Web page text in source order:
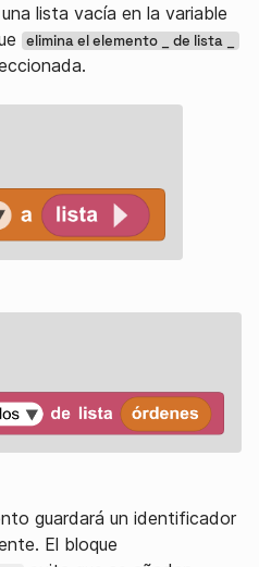
lista vacía en la variable
elimina el elemento _ de lista _
guardará un identificador
El bloque